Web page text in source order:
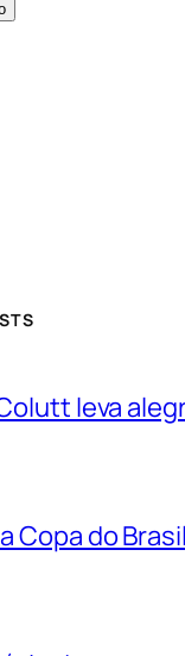
leva
Copa do